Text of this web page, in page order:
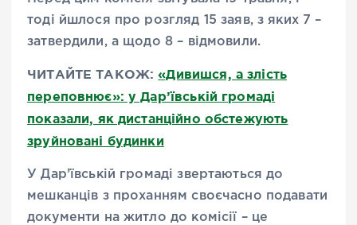
тоді йшлося про розгляд 15 заяв, з яких 7 –
затвердили, а щодо 8 – відмовили.
ЧИТАЙТЕ ТАКОЖ:«Дивишся, а злість
переповнює»: у Дар’ївській громаді
показали, як дистанційно обстежують
зруйновані будинки
У Дар’ївській громаді звертаються до
мешканців з проханням своєчасно подавати
документи на житло до комісії – це